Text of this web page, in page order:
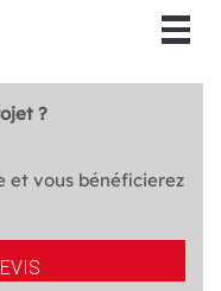
?
et vous bénéficierez